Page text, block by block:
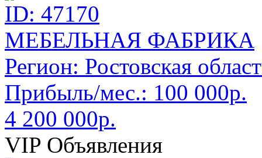
ID: 47170
МЕБЕЛЬНАЯ ФАБРИКА
Регион: Ростовская
Прибыль/мес.: 100 000р.
4 200 000р.
VIP Объявления